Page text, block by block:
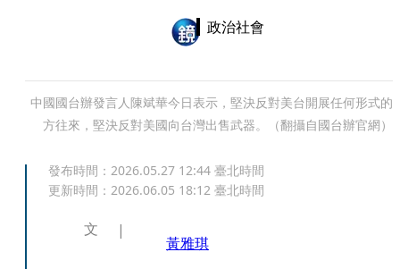
政治社會
中國國台辦發言人陳斌華今日表示，堅決反對美台開展任何形式的
方往來，堅決反對美國向台灣出售武器。（翻攝自國台辦官網）
發布時間： 2026.05.27 12:44 臺北時間
更新時間： 2026.06.05 18:12 臺北時間
文
黃雅琪